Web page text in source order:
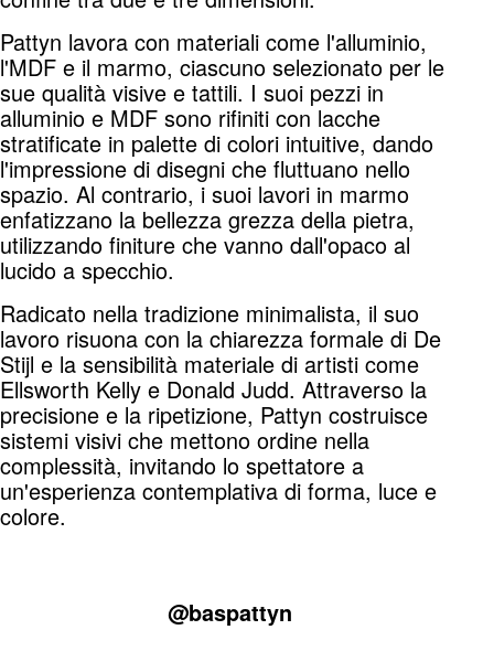
Pattyn lavora con materiali come l'alluminio,
l'MDF e il marmo, ciascuno selezionato per le
sue qualità visive e tattili. I suoi pezzi in
alluminio e MDF sono rifiniti con lacche
stratificate in palette di colori intuitive, dando
l'impressione di disegni che fluttuano nello
spazio. Al contrario, i suoi lavori in marmo
enfatizzano la bellezza grezza della pietra,
utilizzando finiture che vanno dall'opaco al
lucido a specchio.
Radicato nella tradizione minimalista, il suo
lavoro risuona con la chiarezza formale di De
Stijl e la sensibilità materiale di artisti come
Ellsworth Kelly e Donald Judd. Attraverso la
precisione e la ripetizione, Pattyn costruisce
sistemi visivi che mettono ordine nella
complessità, invitando lo spettatore a
un'esperienza contemplativa di forma, luce e
colore.
@baspattyn